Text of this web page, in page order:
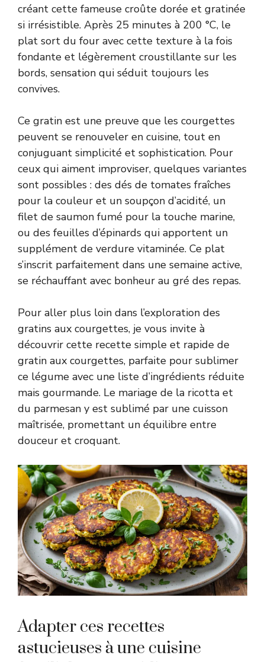
créant cette fameuse croûte dorée et gratinée
si irrésistible. Après 25 minutes à 200 °C, le
plat sort du four avec cette texture à la fois
fondante et légèrement croustillante sur les
bords, sensation qui séduit toujours les
convives.
Ce gratin est une preuve que les courgettes
peuvent se renouveler en cuisine, tout en
conjuguant simplicité et sophistication. Pour
ceux qui aiment improviser, quelques variantes
sont possibles : des dés de tomates fraîches
pour la couleur et un soupçon d’acidité, un
filet de saumon fumé pour la touche marine,
ou des feuilles d’épinards qui apportent un
supplément de verdure vitaminée. Ce plat
s’inscrit parfaitement dans une semaine active,
se réchauffant avec bonheur au gré des repas.
Pour aller plus loin dans l’exploration des
gratins aux courgettes, je vous invite à
découvrir cette recette simple et rapide de
gratin aux courgettes, parfaite pour sublimer
ce légume avec une liste d’ingrédients réduite
mais gourmande. Le mariage de la ricotta et
du parmesan y est sublimé par une cuisson
maîtrisée, promettant un équilibre entre
douceur et croquant.
Adapter ces recettes
astucieuses à une cuisine